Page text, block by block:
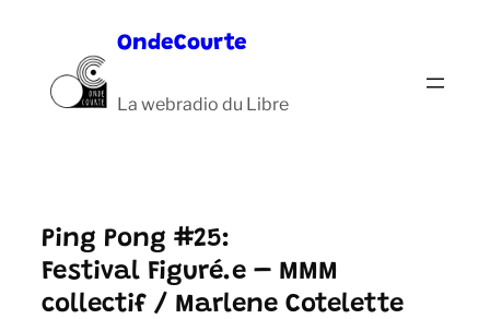
contenu
OndeCourte
La webradio du Libre
Ping Pong #25:
Festival Figuré.e – MMM
collectif / Marlene Cotelette